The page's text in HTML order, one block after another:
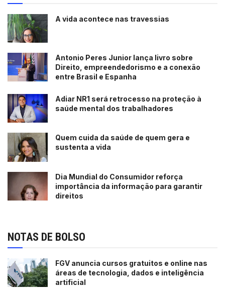
A vida acontece nas travessias
Antonio Peres Junior lança livro sobre
Direito, empreendedorismo e a conexão
entre Brasil e Espanha
Adiar NR1 será retrocesso na proteção à
saúde mental dos trabalhadores
Quem cuida da saúde de quem gera e
sustenta a vida
Dia Mundial do Consumidor reforça
importância da informação para garantir
direitos
NOTAS DE BOLSO
FGV anuncia cursos gratuitos e online nas
áreas de tecnologia, dados e inteligência
artificial